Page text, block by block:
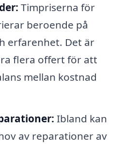
Timpriserna för
beroende på
erfarenhet. Det är
flera offert för att
mellan kostnad
Ibland kan
av reparationer av